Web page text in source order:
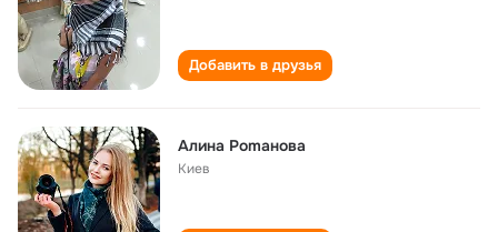
Добавить в друзья
Алина Рomaнова
Киев